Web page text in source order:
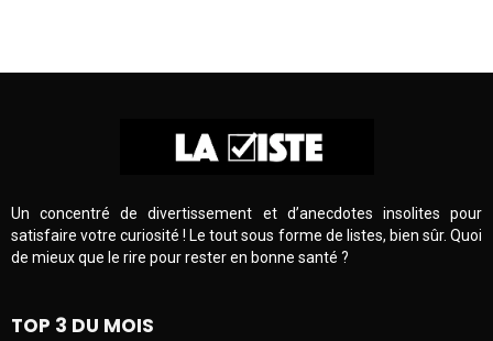
Un concentré de divertissement et d’anecdotes insolites pour
satisfaire votre curiosité ! Le tout sous forme de listes, bien sûr. Quoi
de mieux que le rire pour rester en bonne santé ?
TOP 3 DU MOIS